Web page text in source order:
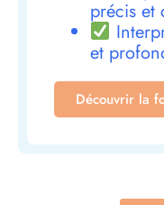
précis et
et
Découvrir la